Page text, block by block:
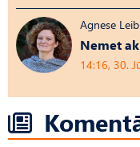
Agnese
Nemet
14:16, 30.